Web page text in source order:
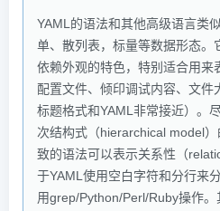
YAML的语法和其他高级语言类
单、散列表，标量等数据形态。
依赖外观的特色，特别适合用来
配置文件、倾印调试内容、文件
标题格式和YAML非常接近）。
次结构式（hierarchical model
致的语法可以表示关系性（
于YAML使用空白字符和分行来
用grep/Python/Perl/Ruby操作